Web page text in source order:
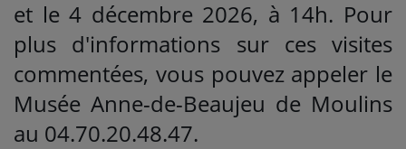
et le 4 décembre 2026, à 14h. Pour
plus d'informations sur ces visites
commentées, vous pouvez appeler le
Musée Anne-de-Beaujeu de Moulins
au 04.70.20.48.47.